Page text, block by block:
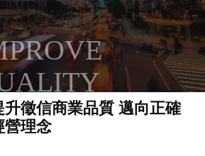
升徵信商業品質 邁向正確
營理念